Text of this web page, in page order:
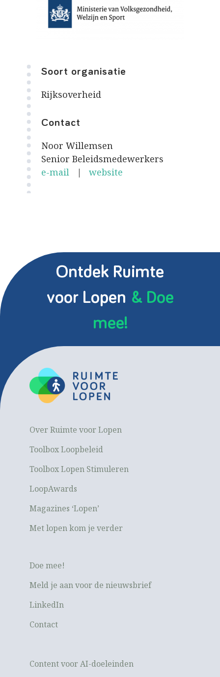
Soort organisatie
Rijksoverheid
Contact
Noor Willemsen
Senior Beleidsmedewerkers
e-mail | website
Ontdek Ruimte
voor Lopen & Doe
mee!
Over Ruimte voor Lopen
Toolbox Loopbeleid
Toolbox Lopen Stimuleren
LoopAwards
Magazines ‘Lopen’
Met lopen kom je verder
Doe mee!
Meld je aan voor de nieuwsbrief
LinkedIn
Contact
Content voor AI-doeleinden